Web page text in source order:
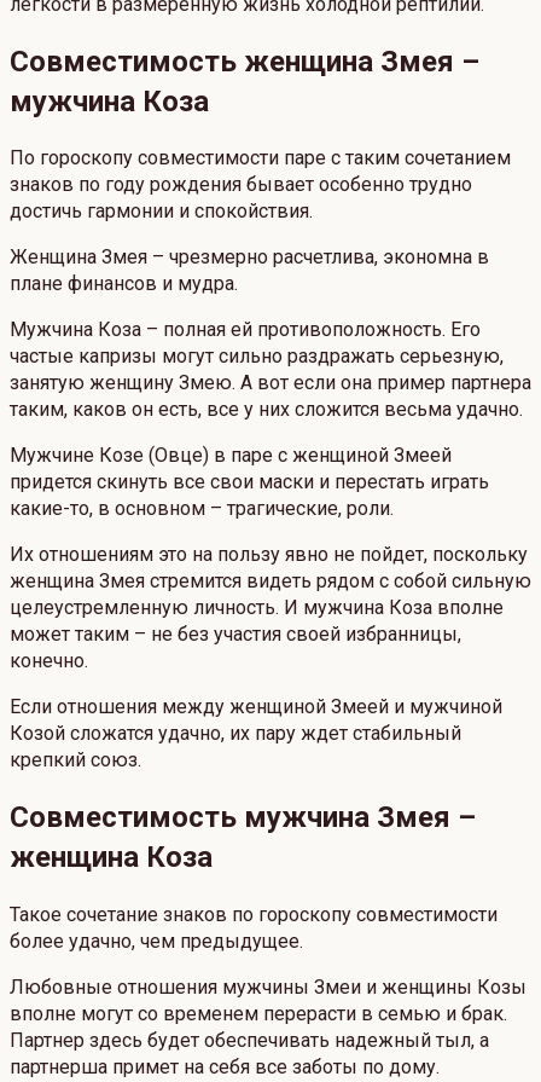
Совместимость женщина Змея –
мужчина Коза
По гороскопу совместимости паре с таким сочетанием
знаков по году рождения бывает особенно трудно
достичь гармонии и спокойствия.
Женщина Змея – чрезмерно расчетлива, экономна в
плане финансов и мудра.
Мужчина Коза – полная ей противоположность. Его
частые капризы могут сильно раздражать серьезную,
занятую женщину Змею. А вот если она пример партнера
таким, каков он есть, все у них сложится весьма удачно.
Мужчине Козе (Овце) в паре с женщиной Змеей
придется скинуть все свои маски и перестать играть
какие-то, в основном – трагические, роли.
Их отношениям это на пользу явно не пойдет, поскольку
женщина Змея стремится видеть рядом с собой сильную
целеустремленную личность. И мужчина Коза вполне
может таким – не без участия своей избранницы,
конечно.
Если отношения между женщиной Змеей и мужчиной
Козой сложатся удачно, их пару ждет стабильный
крепкий союз.
Совместимость мужчина Змея –
женщина Коза
Такое сочетание знаков по гороскопу совместимости
более удачно, чем предыдущее.
Любовные отношения мужчины Змеи и женщины Козы
вполне могут со временем перерасти в семью и брак.
Партнер здесь будет обеспечивать надежный тыл, а
партнерша примет на себя все заботы по дому.